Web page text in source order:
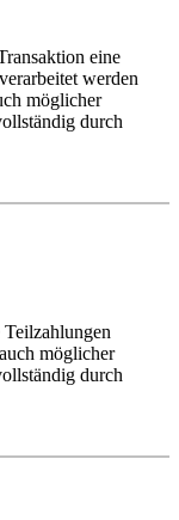
eine
werden
möglicher
durch
möglicher
durch